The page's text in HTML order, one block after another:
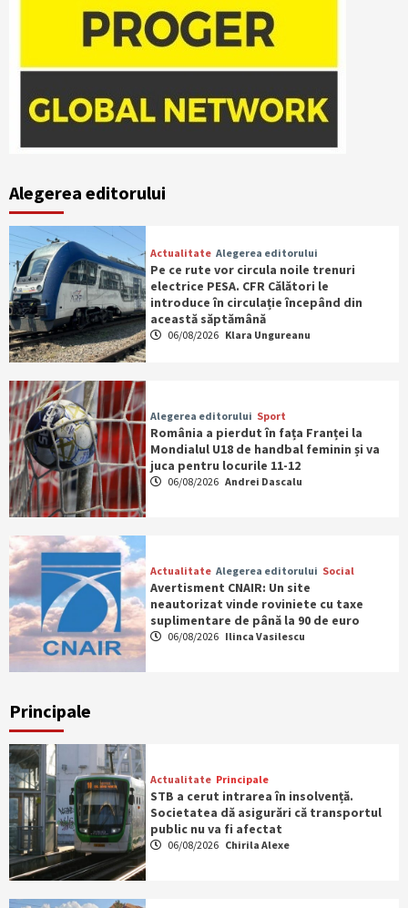
Alegerea editorului
Actualitate Alegerea editorului
Pe ce rute vor circula noile trenuri
electrice PESA. CFR Călători le
introduce în circulație începând din
această săptămână
06/08/2026 Klara Ungureanu
Alegerea editorului Sport
România a pierdut în fața Franței la
Mondialul U18 de handbal feminin și va
juca pentru locurile 11-12
06/08/2026 Andrei Dascalu
Actualitate Alegerea editorului Social
Avertisment CNAIR: Un site
neautorizat vinde roviniete cu taxe
suplimentare de până la 90 de euro
06/08/2026 Ilinca Vasilescu
Principale
Actualitate Principale
STB a cerut intrarea în insolvență.
Societatea dă asigurări că transportul
public nu va fi afectat
06/08/2026 Chirila Alexe